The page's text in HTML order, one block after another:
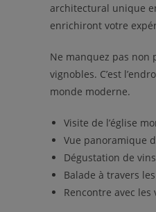
architectural unique
enrichiront votre
Ne manquez pas non
vignobles. C’est
monde moderne.
Visite de l’église
Vue panoramique
Dégustation de
Balade à travers
Rencontre avec